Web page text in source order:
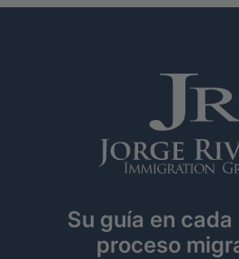
Su guía en
proceso